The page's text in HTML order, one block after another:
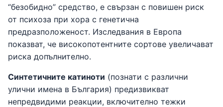
“безобидно” средство, е свързан с повишен риск
от психоза при хора с генетична
предразположеност. Изследвания в Европа
показват, че високопотентните сортове увеличават
риска допълнително.
Синтетичните катиноти (познати с различни
улични имена в България) предизвикват
непредвидими реакции, включително тежки